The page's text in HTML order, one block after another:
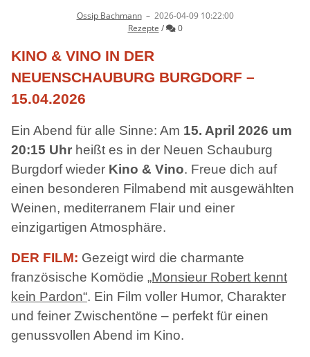
Ossip Bachmann– 2026-04-09 10:22:00
Rezepte / Kommentare
0
KINO & VINO IN DER
NEUENSCHAUBURG BURGDORF –
15.04.2026
Ein Abend für alle Sinne: Am 15. April 2026 um
20:15 Uhr heißt es in der Neuen Schauburg
Burgdorf wieder Kino & Vino. Freue dich auf
einen besonderen Filmabend mit ausgewählten
Weinen, mediterranem Flair und einer
einzigartigen Atmosphäre.
DER FILM: Gezeigt wird die charmante
französische Komödie „Monsieur Robert kennt
kein Pardon“. Ein Film voller Humor, Charakter
und feiner Zwischentöne – perfekt für einen
genussvollen Abend im Kino.